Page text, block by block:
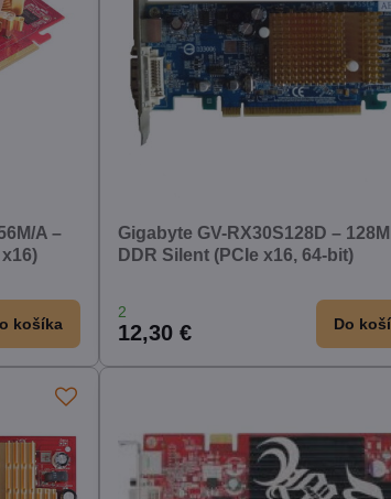
A –
košíka
Gigabyte GV-RX30S128D –
DDR Silent (PCIe x16, 64-bit)
2
12,30 € Do